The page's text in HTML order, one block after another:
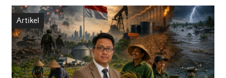
Artikel